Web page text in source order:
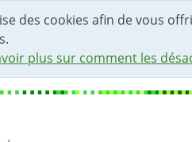
des cookies afin de vous
plus sur comment les
CONTENU DE LA PAGE
CHAMP DE RECHERCHE
DE CONTACT